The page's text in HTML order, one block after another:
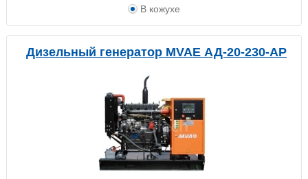
В кожухе
Дизельный генератор MVAE АД-20-230-АР